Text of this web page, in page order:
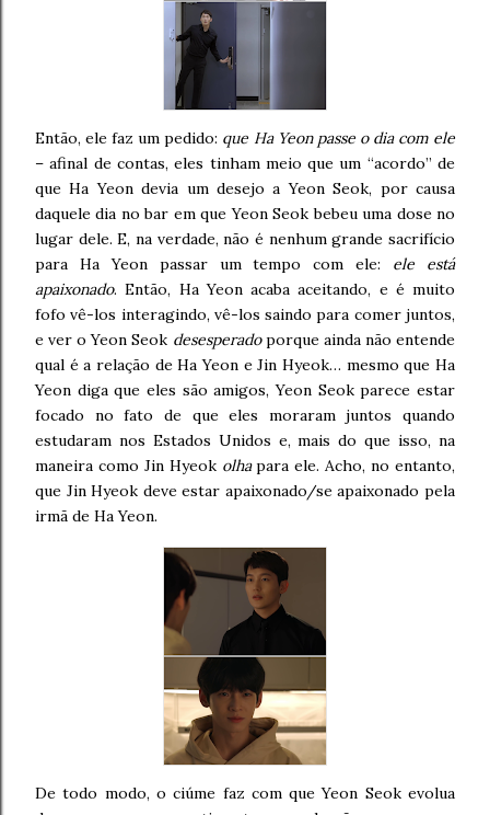
Então, ele faz um pedido: que Ha Yeon passe o dia com ele
– afinal de contas, eles tinham meio que um “acordo” de
que Ha Yeon devia um desejo a Yeon Seok, por causa
daquele dia no bar em que Yeon Seok bebeu uma dose no
lugar dele. E, na verdade, não é nenhum grande sacrifício
para Ha Yeon passar um tempo com ele: ele está
apaixonado. Então, Ha Yeon acaba aceitando, e é muito
fofo vê-los interagindo, vê-los saindo para comer juntos,
e ver o Yeon Seok desesperadoporque ainda não entende
qual é a relação de Ha Yeon e Jin Hyeok… mesmo que Ha
Yeon diga que eles são amigos, Yeon Seok parece estar
focado no fato de que eles moraram juntos quando
estudaram nos Estados Unidos e, mais do que isso, na
maneira como Jin Hyeok olhapara ele. Acho, no entanto,
que Jin Hyeok deve estar apaixonado/se apaixonado pela
irmã de Ha Yeon.
De todo modo, o ciúme faz com que Yeon Seok evolua